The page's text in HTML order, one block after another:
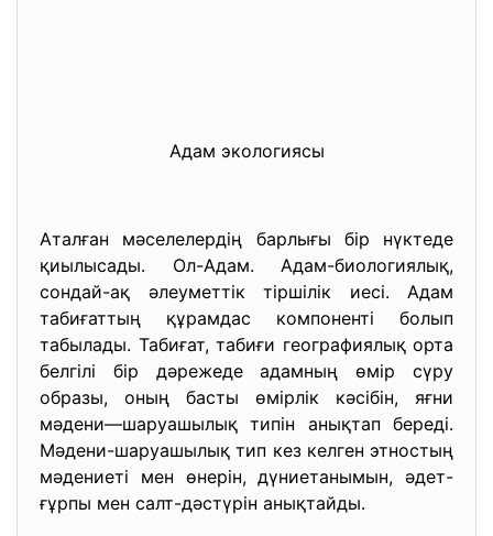
Адам экологиясы
Аталған мәселелердің барлығы бір нүктеде
қиылысады. Ол-Адам. Адам-биологиялық,
сондай-ақ әлеуметтік тіршілік иесі. Адам
табиғаттың құрамдас компоненті болып
табылады. Табиғат, табиғи географиялық орта
белгілі бір дәрежеде адамның өмір сүру
образы, оның басты өмірлік кәсібін, яғни
мәдени—шаруашылық типін анықтап береді.
Мәдени-шаруашылық тип кез келген этностың
мәдениеті мен өнерін, дүниетанымын, әдет-
ғұрпы мен салт-дәстүрін анықтайды.